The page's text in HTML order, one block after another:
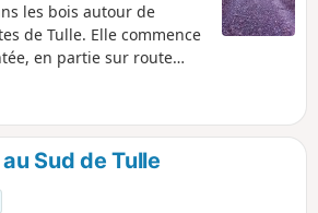
les bois autour de
de Tulle. Elle commence
en partie sur route
à faire l'été car
ombragés.
Sud de Tulle